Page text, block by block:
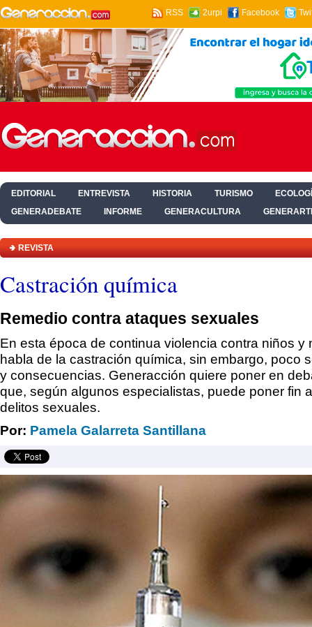
RSS 2urpi Facebook
EDITORIAL ENTREVISTA HISTORIA TURISMO
GENERADEBATE
INFORME GENERACULTURA
REVISTA
Castración química
Remedio contra ataques sexuales
En esta época de continua violencia contra niños y
habla de la castración química, sin embargo, poco
y consecuencias. Generacción quiere poner en
que, según algunos especialistas, puede poner fin
delitos sexuales.
Por: Pamela Galarreta Santillana